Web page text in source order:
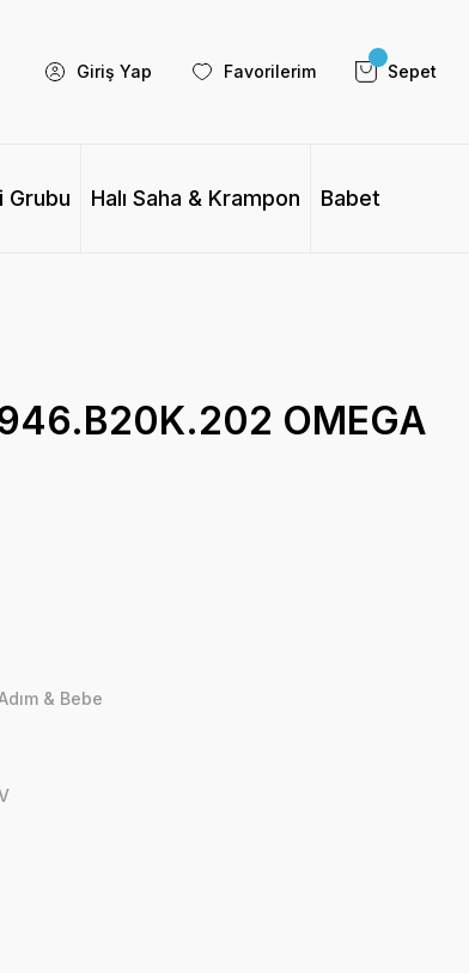
Giriş Yap Favorilerim Sepet
Grubu Halı Saha & Krampon Babet
OMEGA
& Bebe